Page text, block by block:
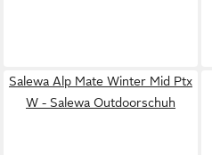
Salewa Alp Mate Winter Mid Ptx
W - Salewa Outdoorschuh